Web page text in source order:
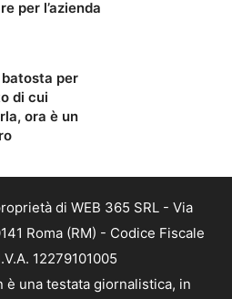
per l’azienda
per
di cui
ora è un
di WEB 365 SRL - Via
Roma (RM) - Codice Fiscale
12279101005
è una testata giornalistica, in